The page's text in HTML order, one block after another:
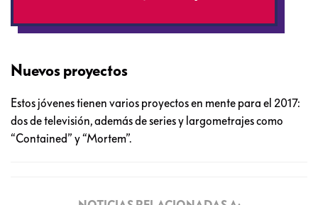
Nuevos proyectos
Estos jóvenes tienen varios proyectos en mente para el 2017:
dos de televisión, además de series y largometrajes como
“Contained” y “Mortem”.